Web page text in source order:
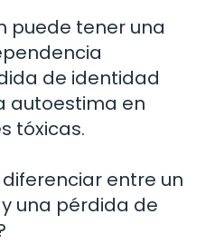
puede tener una
de identidad
autoestima en
tóxicas.
entre un
una pérdida de